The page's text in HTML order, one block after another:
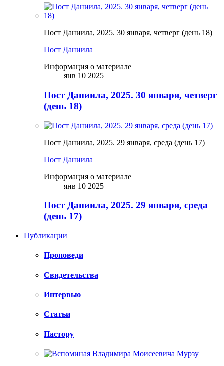
Пост Даниила, 2025. 30 января, четверг (день 18)
Пост Даниила
Информация о материале
янв 10 2025
Пост Даниила, 2025. 30 января, четверг
(день 18)
Пост Даниила, 2025. 29 января, среда (день 17)
Пост Даниила
Информация о материале
янв 10 2025
Пост Даниила, 2025. 29 января, среда
(день 17)
Публикации
Проповеди
Свидетельства
Интервью
Статьи
Пастору